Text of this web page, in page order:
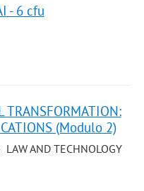
- 6 cfu
TRANSFORMATION:
(Modulo 2)
AND TECHNOLOGY